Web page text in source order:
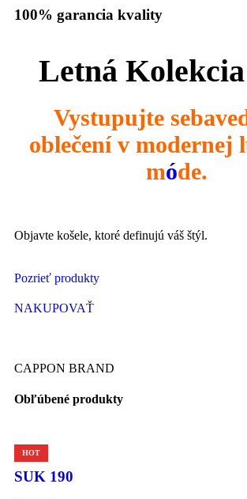
100% garancia kvality
Letná Kolekcia
Vystupujte
oblečení v modernej
móde.
Objavte košele, ktoré definujú váš štýl.
Pozrieť produkty
NAKUPOVAŤ
CAPPON BRAND
Obľúbené produkty
HOT
SUK 190